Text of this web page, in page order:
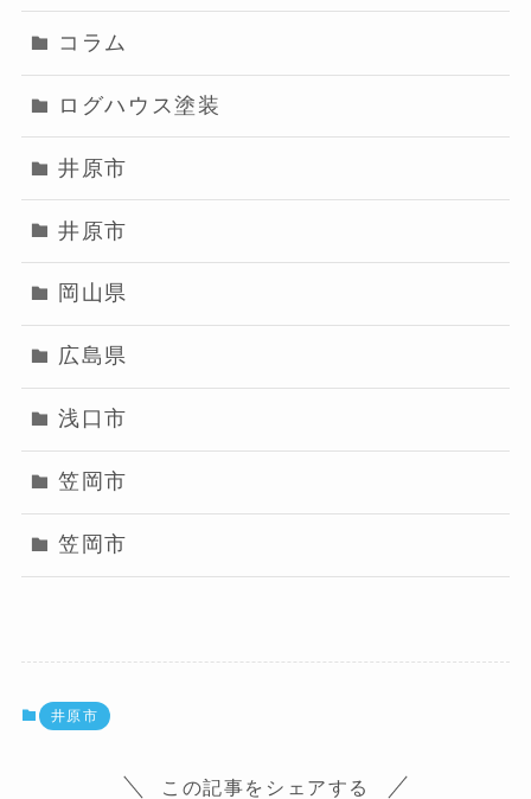
コラム
ログハウス塗装
井原市
井原市
岡山県
広島県
浅口市
笠岡市
笠岡市
井原市
この記事をシェアする